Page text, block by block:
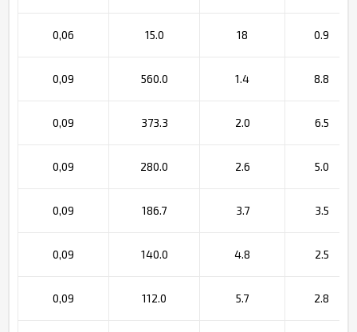
0,06 15.0 18 0.9
0,09 560.0 1.4 8.8
0,09 373.3 2.0 6.5
0,09 280.0 2.6 5.0
0,09 186.7 3.7 3.5
0,09 140.0 4.8 2.5
0,09 112.0 5.7 2.8